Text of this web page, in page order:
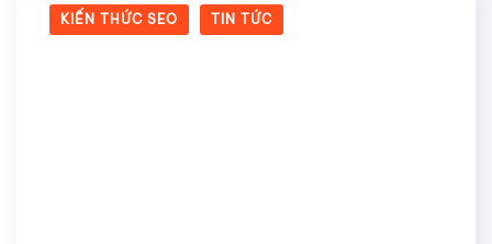
KIẾN THỨC SEO TIN TỨC